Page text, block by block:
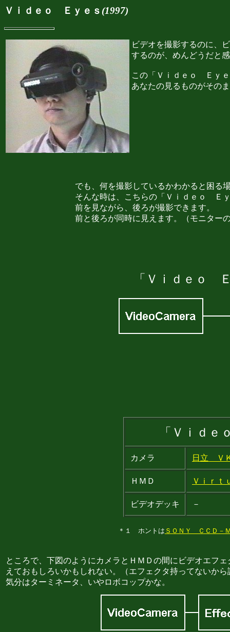
Ｖｉｄｅｏ Ｅｙｅｓ (1997)
ビデオを撮影するのに、
するのが、めんどうだと
この「Ｖｉｄｅｏ Ｅｙ
あなたの見るものがその
でも、何を撮影しているかわかると困る
そんな時は、こちらの「Ｖｉｄｅｏ Ｅ
前を見ながら、後ろが撮影できます。
前と後ろが同時に見えます。（モニター
「Ｖｉｄｅｏ
「Ｖｉｄ
カメラ 日立 Ｖ
ＨＭＤ Ｖｉｒ
ビデオデッキ －
＊１ ホントは ＳＯＮＹ ＣＣＤ－
ところで、下図のようにカメラとＨＭＤの間にビデオエフ
えておもしろいかもしれない。（エフェクタ持ってないか
気分はターミネータ、いやロボコップかな。